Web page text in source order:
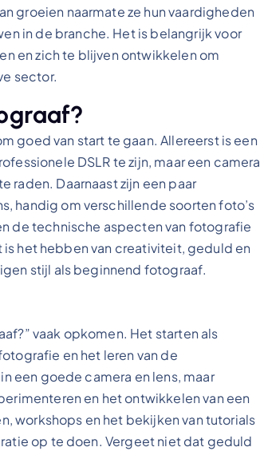
groeien naarmate ze hun vaardigheden
in de branche. Het is belangrijk voor
en zich te blijven ontwikkelen om
sector.
goed van start te gaan. Allereerst is een
DSLR te zijn, maar een camera
raden. Daarnaast zijn een paar
handig om verschillende soorten foto’s
de technische aspecten van fotografie
het hebben van creativiteit, geduld en
stijl als beginnend fotograaf.
vaak opkomen. Het starten als
en het leren van de
een goede camera en lens, maar
en het ontwikkelen van een
workshops en het bekijken van tutorials
op te doen. Vergeet niet dat geduld